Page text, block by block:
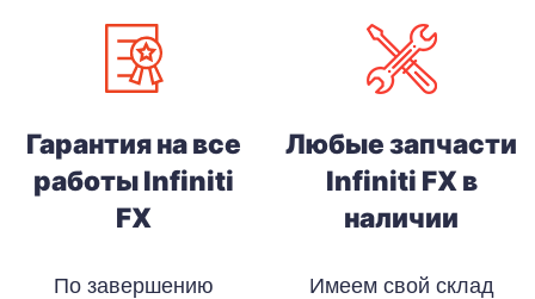
Гарантия на все
работы Infiniti
FX
По завершению
Любые запчасти
Infiniti FX в
наличии
Имеем свой склад